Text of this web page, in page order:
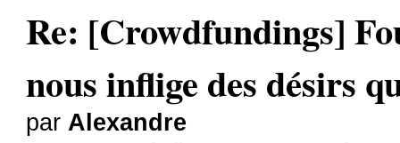
Re: [Crowdfundings]
nous inflige des désirs
parAlexandre